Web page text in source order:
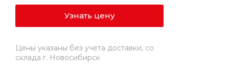
Узнать цену
Цены указаны без учета доставки, со
склада г. Новосибирск